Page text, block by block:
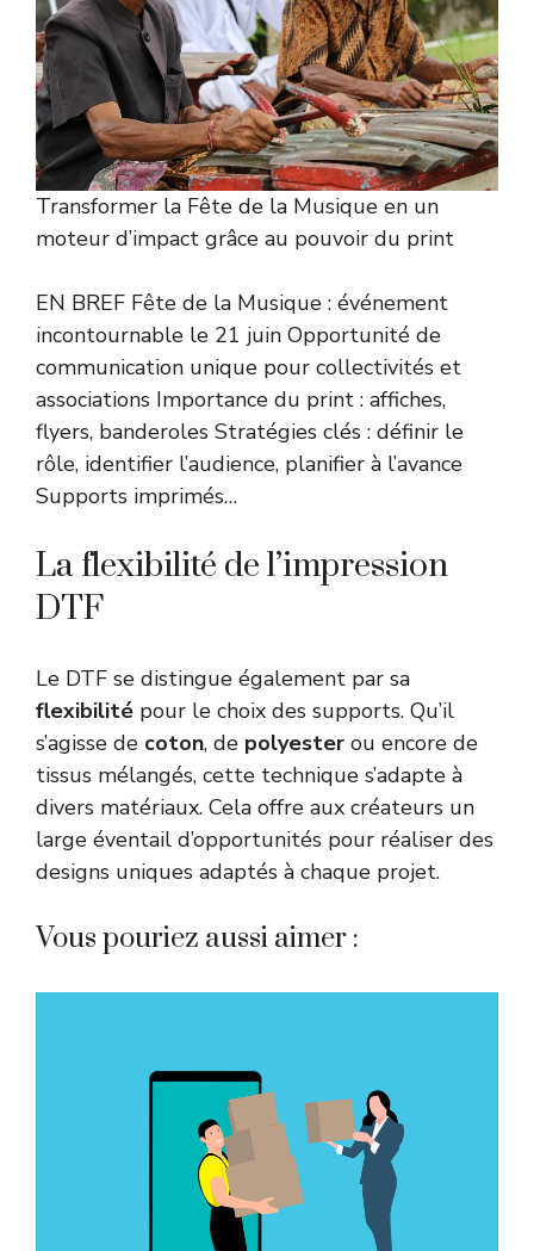
Transformer la Fête de la Musique en un
moteur d’impact grâce au pouvoir du print
EN BREF Fête de la Musique : événement
incontournable le 21 juin Opportunité de
communication unique pour collectivités et
associations Importance du print : affiches,
flyers, banderoles Stratégies clés : définir le
rôle, identifier l’audience, planifier à l’avance
Supports imprimés…
La flexibilité de l’impression
DTF
Le DTF se distingue également par sa
flexibilité pour le choix des supports. Qu’il
s’agisse de coton, de polyester ou encore de
tissus mélangés, cette technique s’adapte à
divers matériaux. Cela offre aux créateurs un
large éventail d’opportunités pour réaliser des
designs uniques adaptés à chaque projet.
Vous pouriez aussi aimer :